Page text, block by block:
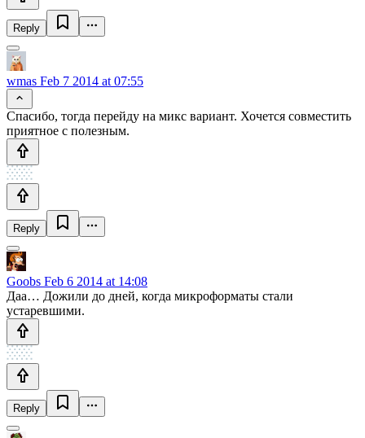
Reply
wmas Feb 7 2014 at 07:55
Спасибо, тогда перейду на микс вариант. Хочется совместить
приятное с полезным.
Reply
Goobs Feb 6 2014 at 14:08
Даа… Дожили до дней, когда микроформаты стали
устаревшими.
Reply